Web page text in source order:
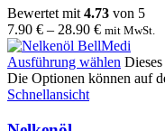
Bewertet mit 4.73 von 5
7.90 € – 28.90 € mit MwSt.
Ausführung wählen
Die Optionen können auf
Schnellansicht